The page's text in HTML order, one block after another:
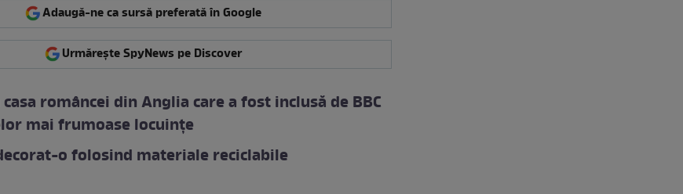
Adaugă-ne ca sursă preferată în Google
Urmărește SpyNews pe Discover
româncei din Anglia care a fost inclusă de BBC
mai frumoase locuințe
o folosind materiale reciclabile